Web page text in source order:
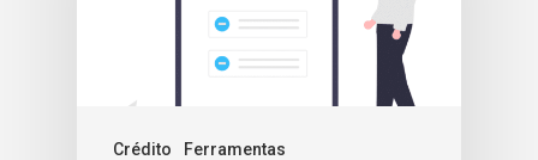
Crédito Ferramentas